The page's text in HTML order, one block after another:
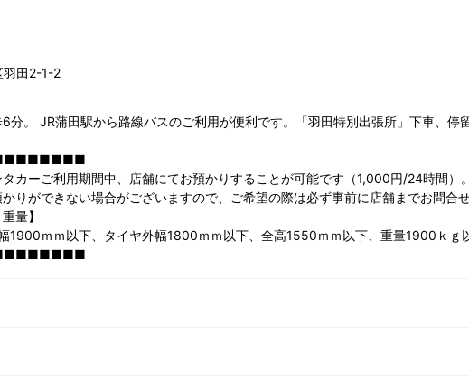
田2-1-2
分。 JR蒲田駅から路線バスのご利用が便利です。「羽田特別出張所」下車、停
カーご利用期間中、店舗にてお預かりすることが可能です（1,000円/24時間）
りができない場合がございますので、ご希望の際は必ず事前に店舗までお問合
量】
1900ｍｍ以下、タイヤ外幅1800ｍｍ以下、全高1550ｍｍ以下、重量1900ｋｇ